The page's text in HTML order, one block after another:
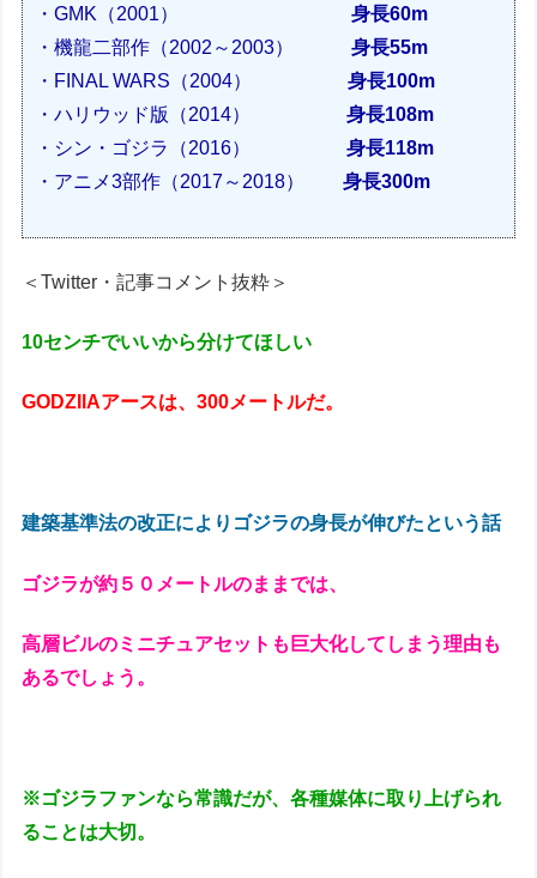
・GMK （2001）身長60m
・機龍二部作 （2002～2003）身長55m
・FINAL WARS （2004）
身長100m
・ハリウッド版 （2014） 身長108m
・シン・ゴジラ
（2016）
身長118m
・アニメ3部作 （2017～2018） 身長300m
＜Twitter・記事コメント抜粋＞
10センチでいいから分けてほしい
GODZIlAアースは、300メートルだ。
建築基準法の改正によりゴジラの身長が伸びたという話
ゴジラが約５０メートルのままでは、
高層ビルのミニチュアセットも巨大化してしまう理由も
あるでしょう。
※ゴジラファンなら常識だが、各種媒体に取り上げられ
ることは大切。